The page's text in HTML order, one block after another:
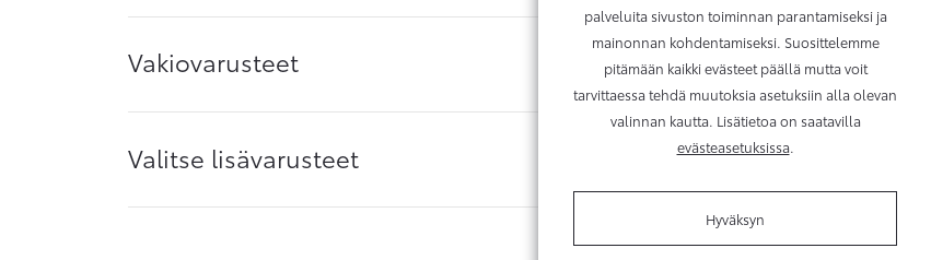
Vakiovarusteet
Valitse lisävarusteet
palveluita sivuston toiminnan parantamiseksi ja
mainonnan kohdentamiseksi. Suosittelemme
pitämään kaikki evästeet päällä mutta voit
tarvittaessa tehdä muutoksia asetuksiin alla olevan
valinnan kautta. Lisätietoa on saatavilla
evästeasetuksissa.
Hyväksyn